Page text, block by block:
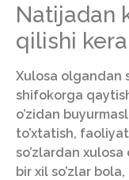
Natijadan
qilishi
Xulosa olgandan
shifokorga
o’zidan
to’xtatish,
so’zlardan
bir xil so’zlar